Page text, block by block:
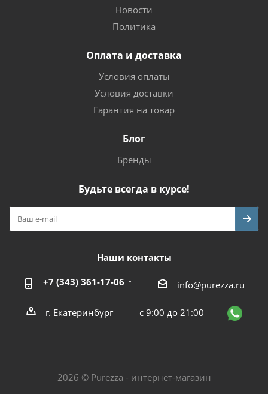
Новости
Политика
Оплата и доставка
Условия оплаты
Условия доставки
Гарантия на товар
Блог
Бренды
Будьте всегда в курсе!
Наши контакты
+7 (343) 361-17-06 info@purezza.ru
г. Екатеринбург с 9:00 до 21:00
2026 © Purezza - интернет-магазин